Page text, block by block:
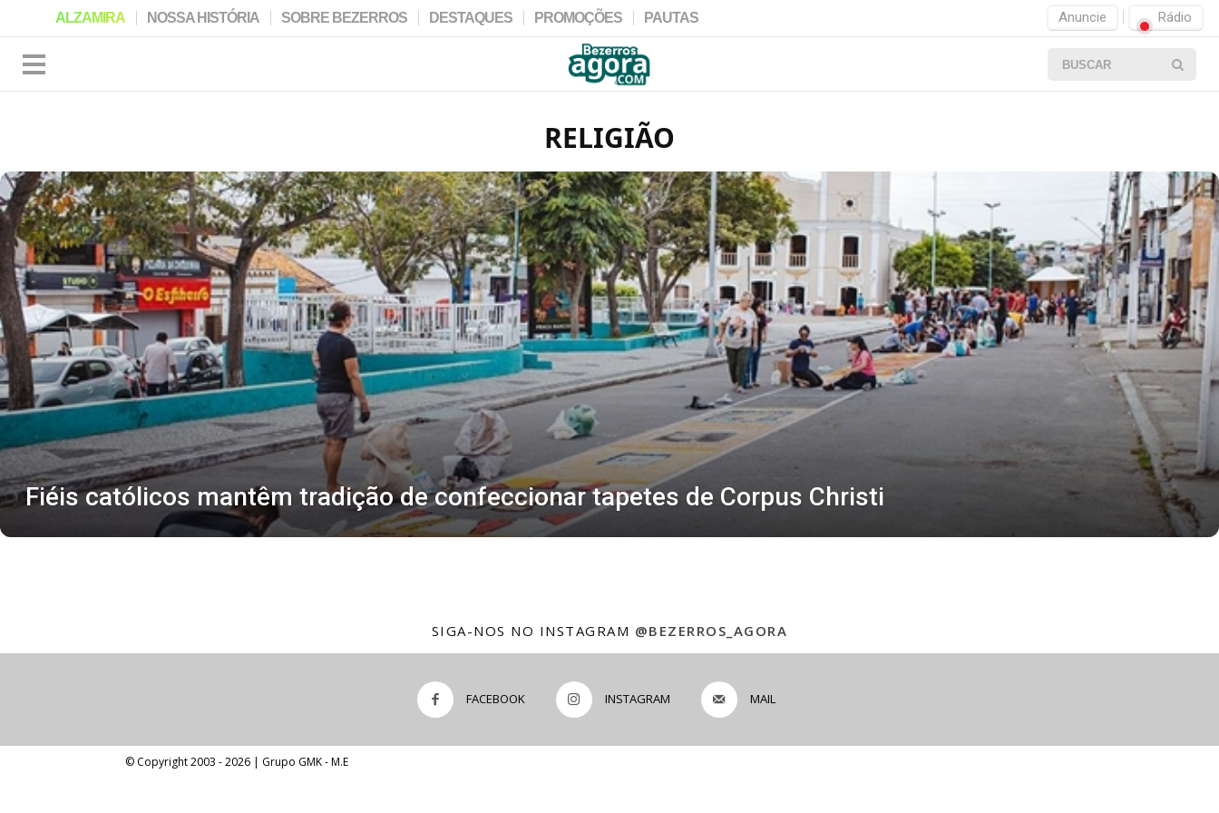
RELIGIÃO
Fiéis católicos mantêm tradição de confeccionar tapetes de Corpus Christi
SIGA-NOS NO INSTAGRAM @BEZERROS_AGORA
FACEBOOK INSTAGRAM MAIL
© Copyright 2003 -2026 | Grupo GMK - M.E
ALZAMIRA NOSSA HISTÓRIA SOBRE BEZERROS DESTAQUES PROMOÇÕES PAUTAS Anuncie Rádio